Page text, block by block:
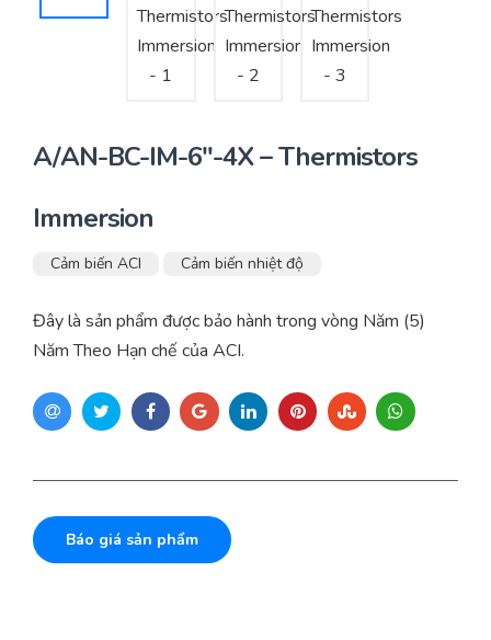
A/AN-BC-IM-6″-4X – Thermistors
Immersion
Cảm biến ACI Cảm biến nhiệt độ
Đây là sản phẩm được bảo hành trong vòng Năm (5)
Năm Theo Hạn chế của ACI.
Báo giá sản phẩm